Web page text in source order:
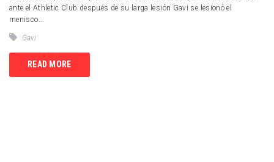
ante el Athletic Club después de su larga lesión Gavi se lesionó el
menisco...
Gavi
READ MORE